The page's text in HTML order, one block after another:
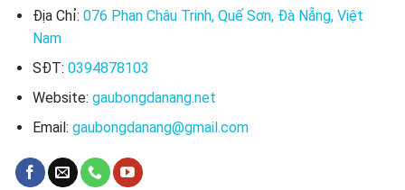
Địa Chỉ: 076 Phan Châu Trinh, Quế Sơn, Đà Nẵng, Việt
Nam
SĐT: 0394878103
Website: gaubongdanang.net
Email: gaubongdanang@gmail.com